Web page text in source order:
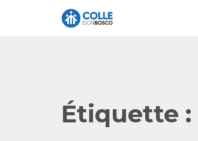
Étiquette :